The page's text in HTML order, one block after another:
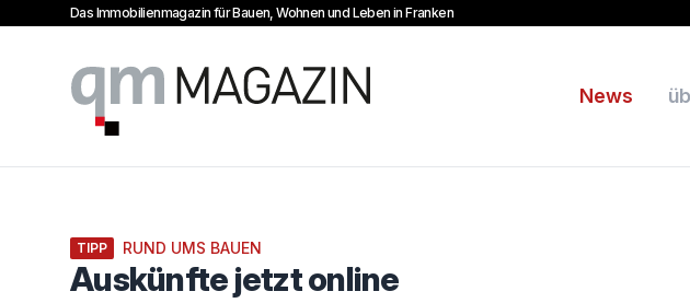
Das Immobilienmagazin für Bauen, Wohnen und Leben in Franken
qm Magazin
News
TIPP RUND UMS BAUEN
Auskünfte jetzt online